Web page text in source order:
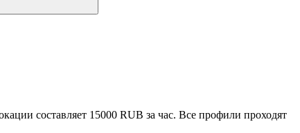
составляет 15000 RUB за час. Все профили проходят